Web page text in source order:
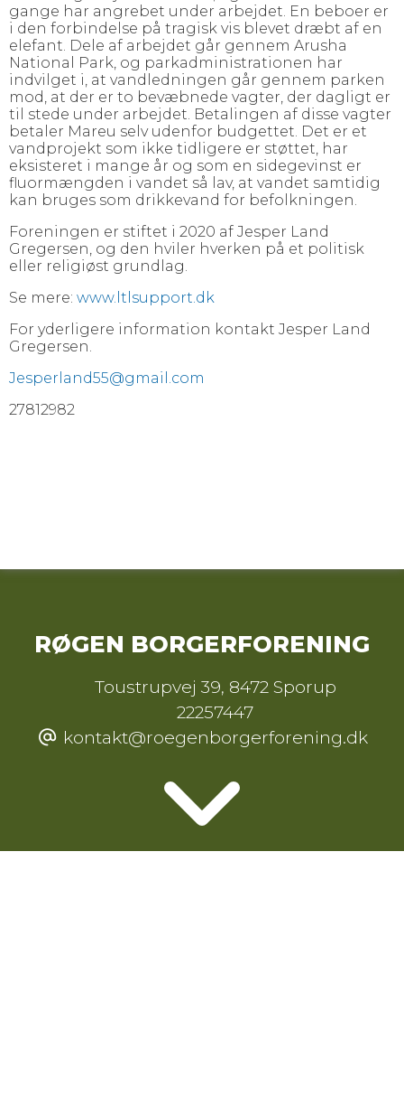
gange har angrebet under arbejdet. En beboer er
i den forbindelse på tragisk vis blevet dræbt af en
elefant. Dele af arbejdet går gennem Arusha
National Park, og parkadministrationen har
indvilget i, at vandledningen går gennem parken
mod, at der er to bevæbnede vagter, der dagligt er
til stede under arbejdet. Betalingen af disse vagter
betaler Mareu selv udenfor budgettet. Det er et
vandprojekt som ikke tidligere er støttet, har
eksisteret i mange år og som en sidegevinst er
fluormængden i vandet så lav, at vandet samtidig
kan bruges som drikkevand for befolkningen.
Foreningen er stiftet i 2020 af Jesper Land
Gregersen, og den hviler hverken på et politisk
eller religiøst grundlag.
Se mere: www.ltlsupport.dk
For yderligere information kontakt Jesper Land
Gregersen.
Jesperland55@gmail.com
27812982
RØGEN BORGERFORENING
Toustrupvej 39, 8472 Sporup
22257447
kontakt@roegenborgerforening.dk